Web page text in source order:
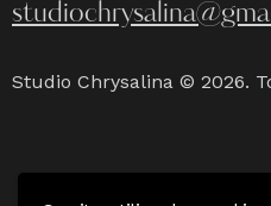
Studio Chrysalina © 2026.